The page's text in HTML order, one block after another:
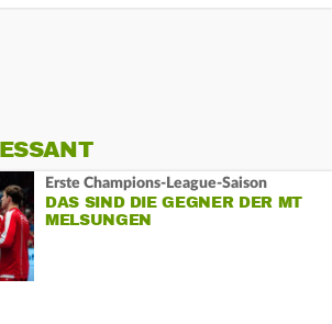
Erste Champions-League-Saison
DAS SIND DIE GEGNER DER MT
MELSUNGEN